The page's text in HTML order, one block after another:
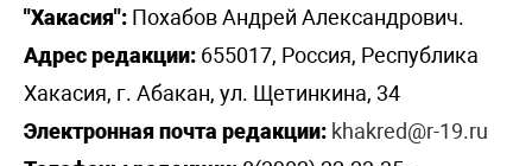
"Хакасия": Похабов Андрей Александрович.
Адрес редакции: 655017, Россия, Республика
Хакасия, г. Абакан, ул. Щетинкина, 34
Электронная почта редакции: khakred@r-19.ru